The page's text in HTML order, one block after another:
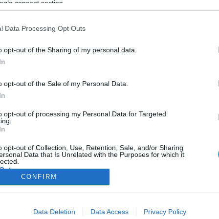
consent section.
Data Processing Opt Outs
opt-out of the Sharing of my personal data.
opt-out of the Sale of my Personal Data.
opt-out of processing my Personal Data for Targeted
opt-out of Collection, Use, Retention, Sale, and/or Sharing
Data that Is Unrelated with the Purposes for which it
allow Google to enable storage related to advertising like cookies on
CONFIRM
Data Deletion Data Access Privacy Policy
ΑΣΘΕΝΕΙΕΣ ΨΥΧΟΛΟΓΙΑ
KΑΡΔΙΑ
Διπλό μπάι-πας μέσω Twitter
κοινωνικής δικτύωσης μεταδόθηκε εγχείρηση ανοικτής καρδιάς
το βλέμμα των χρηστών του Twitter. Ένας 53χρονος Ελληνο-
εγχείριση διπλού μπάι-πας, την οποία μετέδιδε ζωντανά μέσω
Twitter, με σύντομα μηνύματα και φωτογραφίες. H εγχείριση, που
στέφθηκε με επιτυχία, […]
25.02.2012 14:30
ΦΑΡΜΑΚΑ